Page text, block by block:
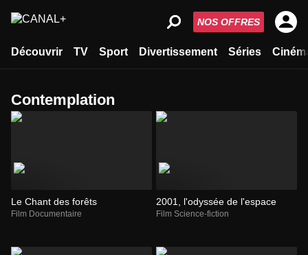
Découvrir TV Sport Divertissement Séries
NOS OFFRES
contemplation
Le Chant des forêts
Film Documentaire
2001, l'odyssée de l'espace
Film Science-fiction